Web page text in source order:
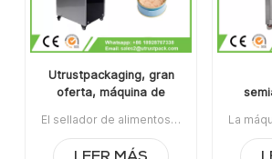
Utrustpackaging, gran
oferta, máquina de
sellador de alimentos
El sellador de alimentos enlatados de la máquina de sellado de latas manual de venta caliente de Utrustpackaging es adecuado para sellar todo tipo de latas de PET / latas de papel compuesto, latas u otros recipientes redondos. Alta eficiencia por transmisión mecánica, estructuras simples y convenientes de mantener, peso ligero y fácil de operar.La orden mínima:1Pago:T/TPuerto de embarque:CantónRegión original:PorcelanaTiempo de espera:3-5 días después de recibir el depósito